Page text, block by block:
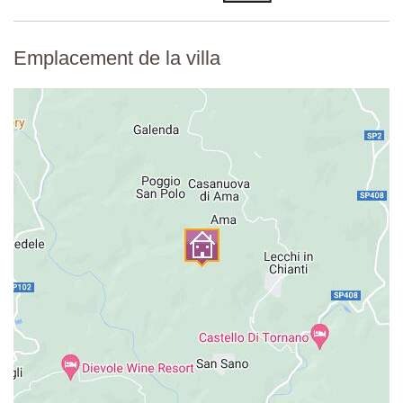
Emplacement de la villa